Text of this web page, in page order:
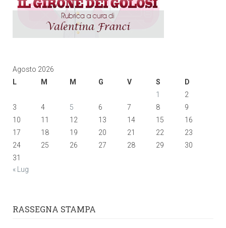
Agosto 2026
L
M M G V S
D
1
2
3
4 5 6 7 8
9
10
11 12 13 14 15
16
17
18 19 20 21 22
23
24
25 26 27 28 29
30
31
« Lug
RASSEGNA STAMPA